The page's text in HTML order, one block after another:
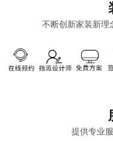
不断创新家装新理
提供专业